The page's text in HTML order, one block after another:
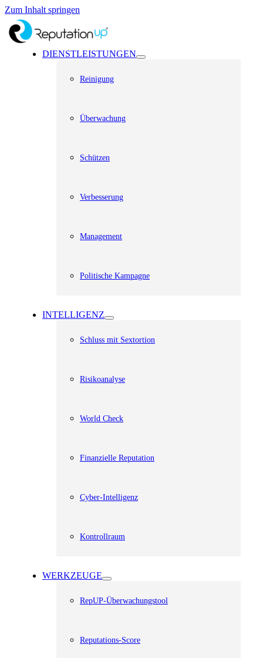
Zum Inhalt springen
DIENSTLEISTUNGEN
Reinigung
Überwachung
Schützen
Verbesserung
Management
Politische Kampagne
INTELLIGENZ
Schluss mit Sextortion
Risikoanalyse
World Check
Finanzielle Reputation
Cyber-Intelligenz
Kontrollraum
WERKZEUGE
RepUP-Überwachungstool
Reputations-Score